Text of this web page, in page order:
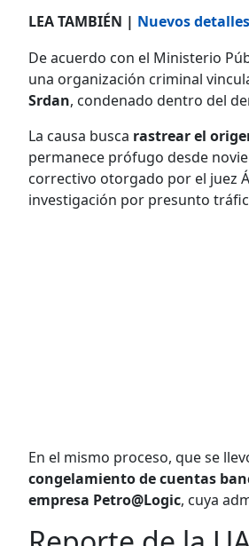
LEA TAMBIÉN | Nuevos
De acuerdo con el Ministerio
una organización criminal
Srdan, condenado dentro del
La causa busca rastrear el
permanece prófugo desde
correctivo otorgado por el juez
investigación por presunto
En el mismo proceso, que se
congelamiento de cuentas
empresa Petro@Logic, cuya